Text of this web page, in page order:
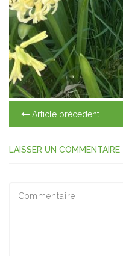
Article précédent
LAISSER UN COMMENTAIRE